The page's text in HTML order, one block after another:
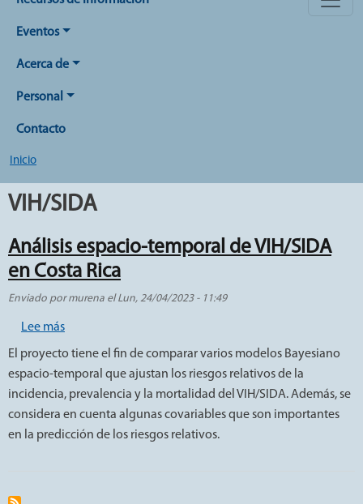
Eventos
Acerca de
Personal
Contacto
Inicio
VIH/SIDA
Análisis espacio-temporal de VIH/SIDA
en Costa Rica
Enviado pormurena elLun, 24/04/2023 - 11:49
Lee mássobre Análisis espacio-temporal de VIH/SIDA en Costa
El proyecto tiene el fin de comparar varios modelos Bayesiano
espacio-temporal que ajustan los riesgos relativos de la
incidencia, prevalencia y la mortalidad del VIH/SIDA. Además, se
considera en cuenta algunas covariables que son importantes
en la predicción de los riesgos relativos.